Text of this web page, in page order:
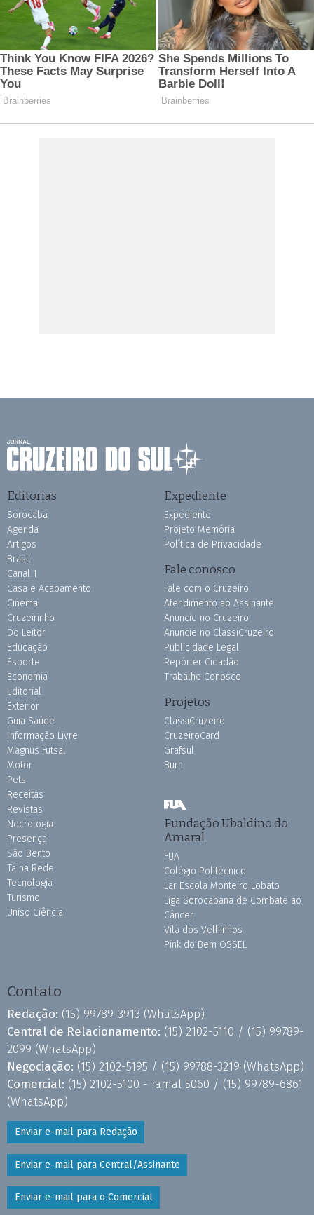
Editorias
Sorocaba
Agenda
Artigos
Brasil
Canal 1
Casa e Acabamento
Cinema
Cruzeirinho
Do Leitor
Educação
Esporte
Economia
Editorial
Exterior
Guia Saúde
Informação Livre
Magnus Futsal
Motor
Pets
Receitas
Revistas
Necrologia
Presença
São Bento
Tá na Rede
Tecnologia
Turismo
Uniso Ciência
Expediente
Expediente
Projeto Memória
Política de Privacidade
Fale conosco
Fale com o Cruzeiro
Atendimento ao Assinante
Anuncie no Cruzeiro
Anuncie no ClassiCruzeiro
Publicidade Legal
Repórter Cidadão
Trabalhe Conosco
Projetos
ClassiCruzeiro
CruzeiroCard
Grafsul
Burh
Fundação Ubaldino do
Amaral
FUA
Colégio Politécnico
Lar Escola Monteiro Lobato
Liga Sorocabana de Combate ao
Câncer
Vila dos Velhinhos
Pink do Bem OSSEL
Contato
Redação: (15) 99789-3913 (WhatsApp)
Central de Relacionamento: (15) 2102-5110 / (15) 99789-
2099 (WhatsApp)
Negociação: (15) 2102-5195 / (15) 99788-3219 (WhatsApp)
Comercial: (15) 2102-5100 - ramal 5060 / (15) 99789-6861
(WhatsApp)
Enviar e-mail para Redação
Enviar e-mail para Central/Assinante
Enviar e-mail para o Comercial